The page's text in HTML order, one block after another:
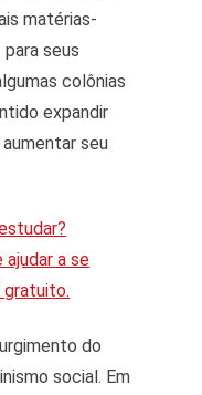
matérias-
seus
colônias
expandir
seu
a se
gratuito.
do
social. Em